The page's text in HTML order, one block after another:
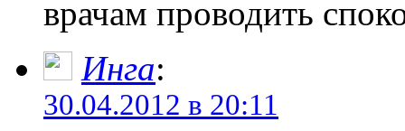
врачам проводить
Инга:
30.04.2012 в 20:11